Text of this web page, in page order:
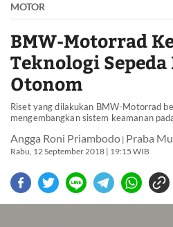
MOTOR
BMW-Motorrad
Teknologi
Otonom
Riset yang dilakukan BMW-Motorrad
mengembangkan sistem keamanan
Angga Roni Priambodo | Praba
Rabu, 12 September 2018 | 19:15 WIB